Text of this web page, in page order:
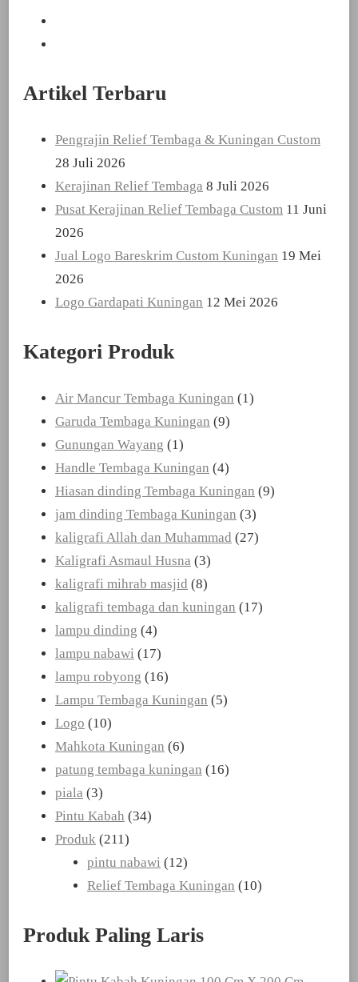
Artikel Terbaru
Pengrajin Relief Tembaga & Kuningan Custom
28 Juli 2026
Kerajinan Relief Tembaga 8 Juli 2026
Pusat Kerajinan Relief Tembaga Custom 11 Juni
2026
Jual Logo Bareskrim Custom Kuningan 19 Mei
2026
Logo Gardapati Kuningan 12 Mei 2026
Kategori Produk
Air Mancur Tembaga Kuningan (1)
Garuda Tembaga Kuningan (9)
Gunungan Wayang (1)
Handle Tembaga Kuningan (4)
Hiasan dinding Tembaga Kuningan (9)
jam dinding Tembaga Kuningan (3)
kaligrafi Allah dan Muhammad (27)
Kaligrafi Asmaul Husna (3)
kaligrafi mihrab masjid (8)
kaligrafi tembaga dan kuningan (17)
lampu dinding (4)
lampu nabawi (17)
lampu robyong (16)
Lampu Tembaga Kuningan (5)
Logo (10)
Mahkota Kuningan (6)
patung tembaga kuningan (16)
piala (3)
Pintu Kabah (34)
Produk (211)
pintu nabawi (12)
Relief Tembaga Kuningan (10)
Produk Paling Laris